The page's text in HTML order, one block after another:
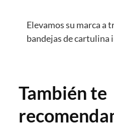
Elevamos su marca a
bandejas de cartulina
También te